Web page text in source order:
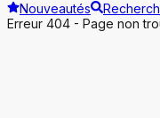
Nouveautés
Erreur 404 - Page non